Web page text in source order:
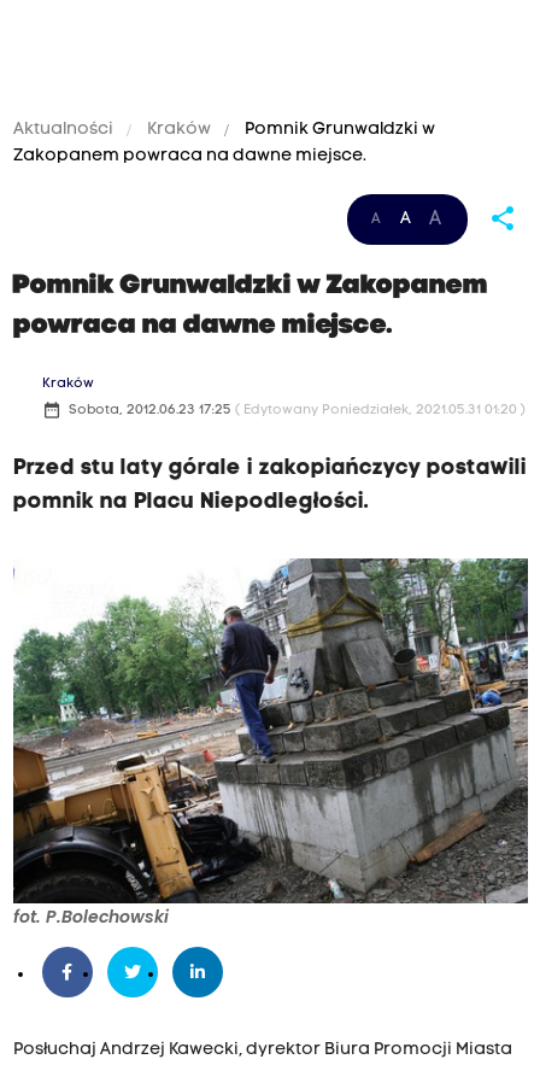
Aktualności Kraków
Pomnik Grunwaldzki w
Zakopanem powraca na dawne miejsce.
A A A share
Pomnik Grunwaldzki w Zakopanem
powraca na dawne miejsce.
Kraków
date_range Sobota, 2012.06.23 17:25 ( Edytowany Poniedziałek, 2021.05.31 01:20 )
Przed stu laty górale i zakopiańczycy postawili
pomnik na Placu Niepodległości.
fot. P.Bolechowski
Posłuchaj Andrzej Kawecki, dyrektor Biura Promocji Miasta